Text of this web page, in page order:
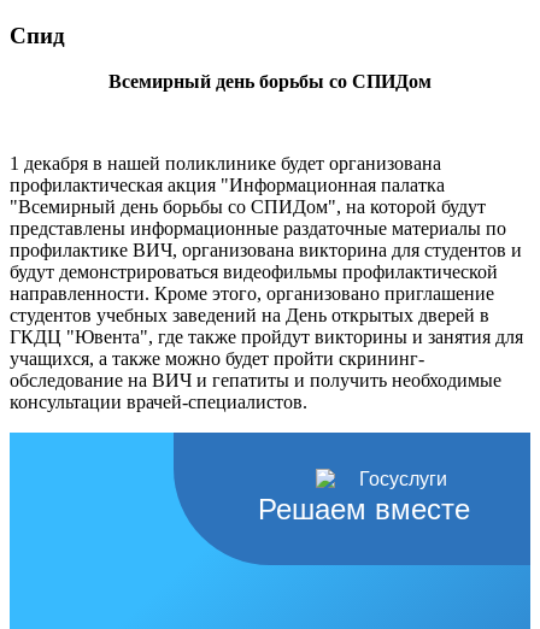
Спид
Всемирный день борьбы со СПИДом
1 декабря в нашей поликлинике будет организована
профилактическая акция "Информационная палатка
"Всемирный день борьбы со СПИДом", на которой будут
представлены информационные раздаточные материалы по
профилактике ВИЧ, организована викторина для студентов и
будут демонстрироваться видеофильмы профилактической
направленности. Кроме этого, организовано приглашение
студентов учебных заведений на День открытых дверей в
ГКДЦ "Ювента", где также пройдут викторины и занятия для
учащихся, а также можно будет пройти скрининг-
обследование на ВИЧ и гепатиты и получить необходимые
консультации врачей-специалистов.
Решаем вместе